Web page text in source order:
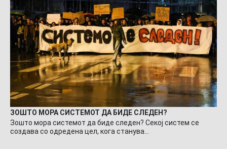
ЗОШТО МОРА СИСТЕМОТ ДА БИДЕ СЛЕДЕН?
Зошто мора системот да биде следен? Секој систем се
создава со одредена цел, кога станува…